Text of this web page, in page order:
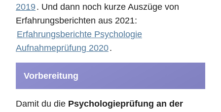
2019. Und dann noch kurze Auszüge von
Erfahrungsberichten aus 2021:
Erfahrungsberichte Psychologie
Aufnahmeprüfung 2020.
Vorbereitung
Damit du die Psychologieprüfung an der